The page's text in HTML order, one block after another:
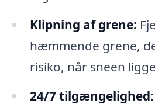
Klipning af grene:
hæmmende grene,
risiko, når sneen
24/7 tilgængelighed: